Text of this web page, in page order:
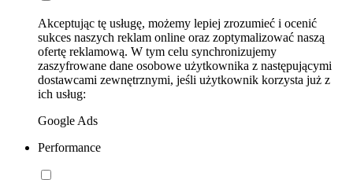
Akceptując tę usługę, możemy lepiej zrozumieć i ocenić
sukces naszych reklam online oraz zoptymalizować naszą
ofertę reklamową. W tym celu synchronizujemy
zaszyfrowane dane osobowe użytkownika z następującymi
dostawcami zewnętrznymi, jeśli użytkownik korzysta już z
ich usług:
Google Ads
Performance